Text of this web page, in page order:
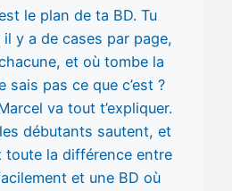
le plan de ta BD. Tu
y a de cases par page,
et où tombe la
sais pas ce que c’est ?
va tout t’expliquer.
les débutants sautent, et
toute la différence entre
et une BD où